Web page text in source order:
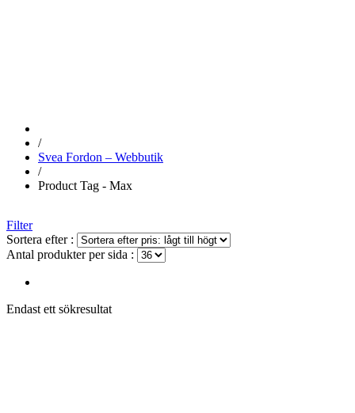
/
Svea Fordon – Webbutik
/
Product Tag - Max
Filter
Sortera efter :
Antal produkter per sida :
Endast ett sökresultat